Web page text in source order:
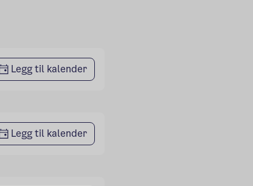
Legg til kalender
Legg til kalender